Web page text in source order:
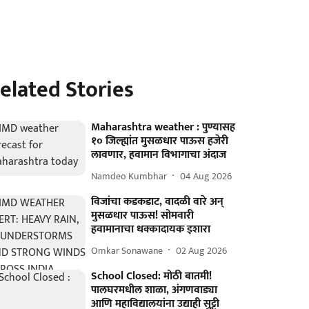
Stories
Maharashtra weather : पुण्यासह
१० जिल्ह्यांत मुसळधार पाऊस हजेरी
लावणार, हवामान विभागाचा अंदाज
Namdeo Kumbhar 04 Aug 2026
विजांचा कडकडाट, वादळी वारे अन्
मुसळधार पाऊस! सोमवारी
हवामानाचा धक्कादायक इशारा
Omkar Sonawane 02 Aug 2026
School Closed: मोठी बातमी!
पालघरमधील शाळा, अंगणवाड्या
आणि महाविद्यालयांना उद्याही सुट्टी